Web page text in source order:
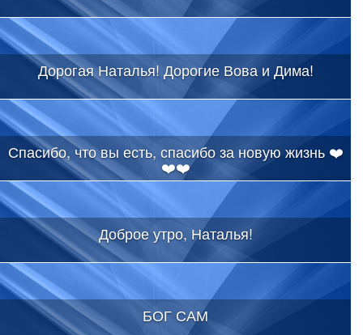
Дорогая Наталья! Дорогие Вова и Дима!
Спасибо, что вы есть, спасибо за новую жизнь ❤️
❤️❤️
Доброе утро, Наталья!
БОГ САМ